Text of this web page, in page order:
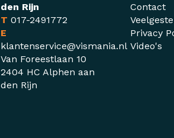
den Rijn
T 017-2491772
E
klantenservice@vismania.nl
Van Foreestlaan 10
2404 HC Alphen aan
den Rijn
Contact
Privacy
Video's